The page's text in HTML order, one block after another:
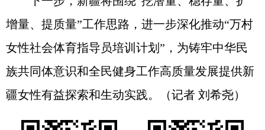
增量、提质量”工作思路，进一步深化推动“万村
女性社会体育指导员培训计划”，为铸牢中华民
族共同体意识和全民健身工作高质量发展提供新
疆女性有益探索和生动实践。（记者 刘希尧）